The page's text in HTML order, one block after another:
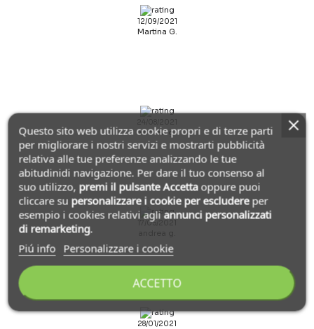
12/09/2021
Martina G.
andrea g.
17/05/2021
28/01/2021
Questo sito web utilizza cookie propri e di terze parti
per migliorare i nostri servizi e mostrarti pubblicità
relativa alle tue preferenze analizzando le tue
abitudinidi navigazione. Per dare il tuo consenso al
suo utilizzo, premi il pulsante Accettaoppure puoi
cliccare su personalizzare i cookie per escludereper
esempio i cookies relativi agli annunci personalizzati
di remarketing.
Piú info Personalizzare i cookie
ACCETTO